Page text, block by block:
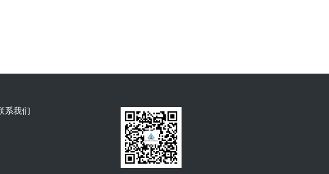
系我们